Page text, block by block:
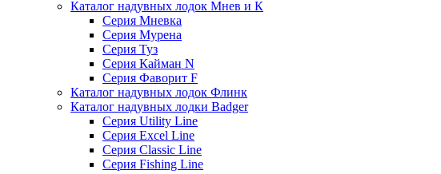
Каталог надувных лодок Мнев и К
Серия Мневка
Серия Мурена
Серия Туз
Серия Кайман N
Серия Фаворит F
Каталог надувных лодок Флинк
Каталог надувных лодки Badger
Серия Utility Line
Серия Excel Line
Серия Classic Line
Серия Fishing Line